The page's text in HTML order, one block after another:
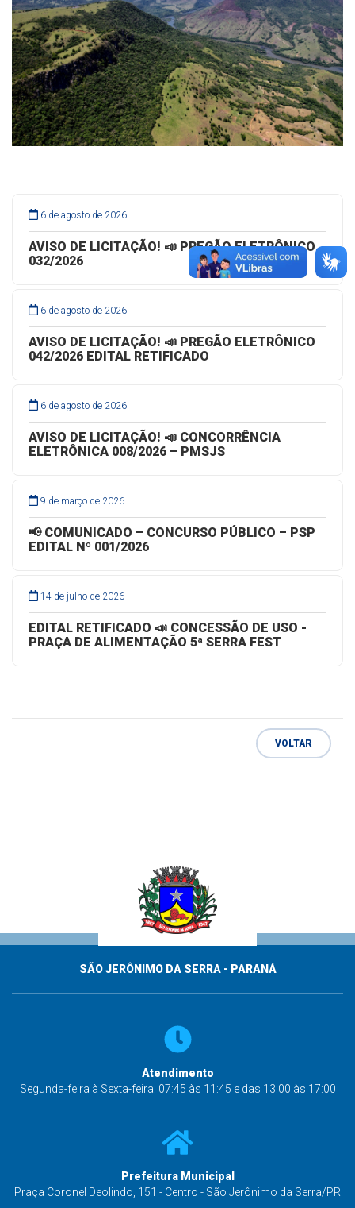
6 de agosto de 2026
AVISO DE LICITAÇÃO! 📣 PREGÃO ELETRÔNICO
032/2026
6 de agosto de 2026
AVISO DE LICITAÇÃO! 📣 PREGÃO ELETRÔNICO
042/2026 EDITAL RETIFICADO
6 de agosto de 2026
AVISO DE LICITAÇÃO! 📣 CONCORRÊNCIA
ELETRÔNICA 008/2026 – PMSJS
9 de março de 2026
📢 COMUNICADO – CONCURSO PÚBLICO – PSP
EDITAL Nº 001/2026
14 de julho de 2026
EDITAL RETIFICADO 📣 CONCESSÃO DE USO -
PRAÇA DE ALIMENTAÇÃO 5ª SERRA FEST
VOLTAR
SÃO JERÔNIMO DA SERRA - PARANÁ
Atendimento
Segunda-feira à Sexta-feira: 07:45 às 11:45 e das 13:00 às 17:00
Prefeitura Municipal
Praça Coronel Deolindo, 151 - Centro - São Jerônimo da Serra/PR